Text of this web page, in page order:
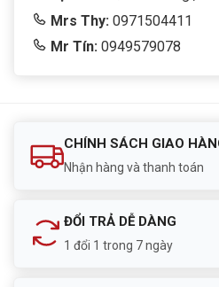
Mrs Thy: 0971504411
Mr Tín: 0949579078
CHÍNH SÁCH GIAO
Nhận hàng và thanh toán
ĐỔI TRẢ DỄ DÀNG
1 đổi 1 trong 7 ngày